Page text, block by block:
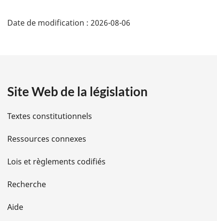
é
i
l
s
d
e
l
Date de modification : 2026-08-06
Site Web de la législation
Textes constitutionnels
Ressources connexes
Lois et règlements codifiés
Recherche
Aide